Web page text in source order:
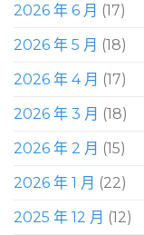
2026 年 6 月 (17)
2026 年 5 月 (18)
2026 年 4 月 (17)
2026 年 3 月 (18)
2026 年 2 月 (15)
2026 年 1 月 (22)
2025 年 12 月 (12)